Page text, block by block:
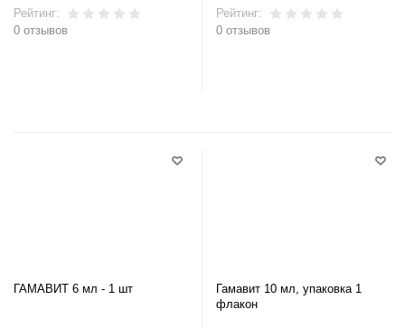
Рейтинг:
0 отзывов
Рейтинг:
0 отзывов
ГАМАВИТ 6 мл - 1 шт
Гамавит 10 мл, упаковка 1
флакон